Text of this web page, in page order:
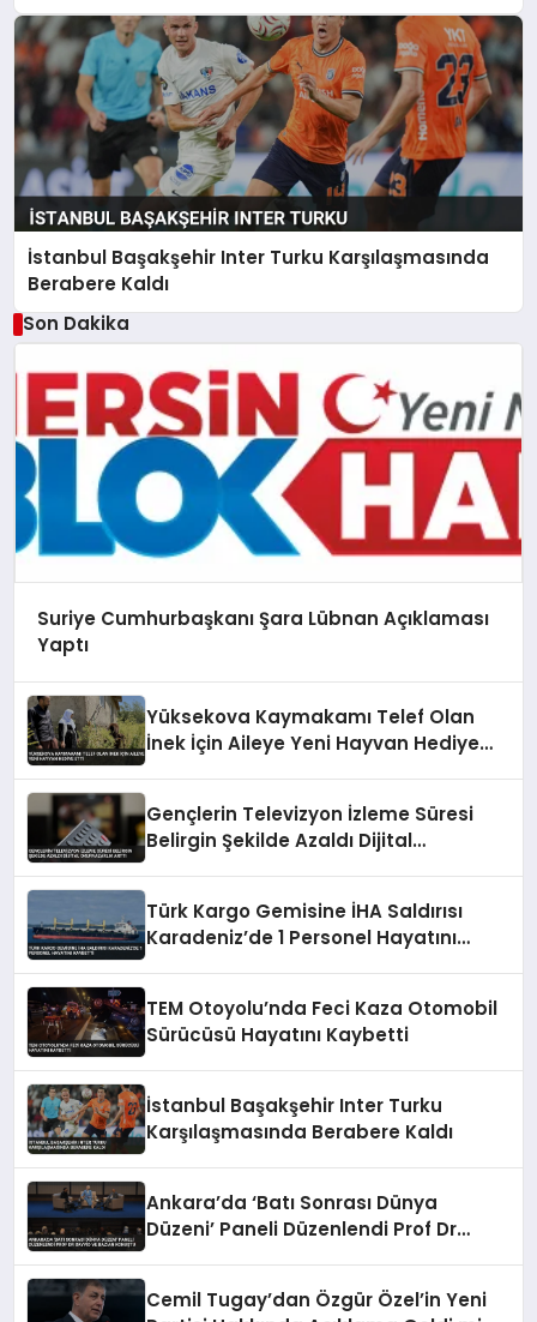
İstanbul Başakşehir Inter Turku Karşılaşmasında
Berabere Kaldı
Son Dakika
Suriye Cumhurbaşkanı Şara Lübnan Açıklaması
Yaptı
Yüksekova Kaymakamı Telef Olan
İnek İçin Aileye Yeni Hayvan Hediye
Gençlerin Televizyon İzleme Süresi
Belirgin Şekilde Azaldı Dijital
Türk Kargo Gemisine İHA Saldırısı
Karadeniz’de 1 Personel Hayatını
TEM Otoyolu’nda Feci Kaza Otomobil
Sürücüsü Hayatını Kaybetti
İstanbul Başakşehir Inter Turku
Karşılaşmasında Berabere Kaldı
Ankara’da ‘Batı Sonrası Dünya
Düzeni’ Paneli Düzenlendi Prof Dr
Cemil Tugay’dan Özgür Özel’in Yeni